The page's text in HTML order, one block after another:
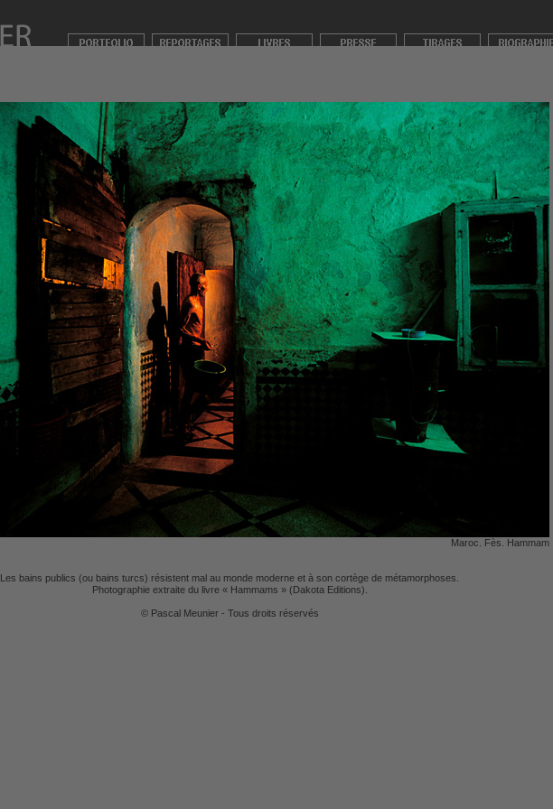
Maroc. Fès. Hammam
Les bains publics (ou bains turcs) résistent mal au monde moderne et à son cortège de métamorphoses.
Photographie extraite du livre « Hammams » (Dakota Editions).
© Pascal Meunier - Tous droits réservés